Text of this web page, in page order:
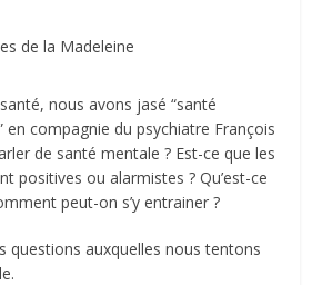
de la Madeleine
nous avons jasé “santé
en compagnie du psychiatre François
de santé mentale ? Est-ce que les
positives ou alarmistes ? Qu’est-ce
peut-on s’y entrainer ?
questions auxquelles nous tentons